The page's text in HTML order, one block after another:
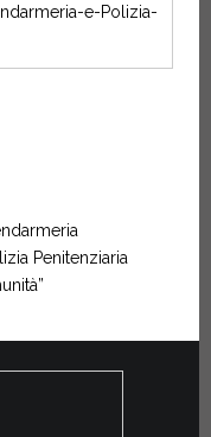
Penitenziaria